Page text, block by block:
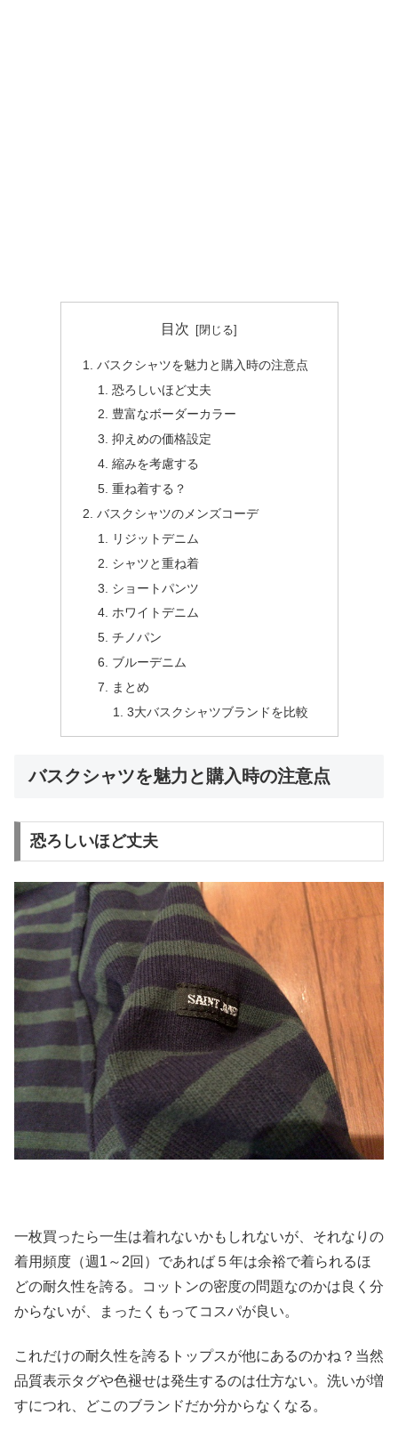
目次
バスクシャツを魅力と購入時の注意点
恐ろしいほど丈夫
豊富なボーダーカラー
抑えめの価格設定
縮みを考慮する
重ね着する？
バスクシャツのメンズコーデ
リジットデニム
シャツと重ね着
ショートパンツ
ホワイトデニム
チノパン
ブルーデニム
まとめ
3大バスクシャツブランドを比較
バスクシャツを魅力と購入時の注意点
恐ろしいほど丈夫
一枚買ったら一生は着れないかもしれないが、 それなりの
着用頻度（週1～2回） であれば５年は余裕で着られるほ
どの耐久性を誇る。
コットンの密度の問題なのかは良く分
からないが、
まったくもってコスパが良い。
これだけの耐久性を誇るトップスが他にあるのかね？ 当然
品質表示タグや色褪せは発生するのは仕方ない。 洗いが増
すにつれ、どこのブランドだか分からなくなる。